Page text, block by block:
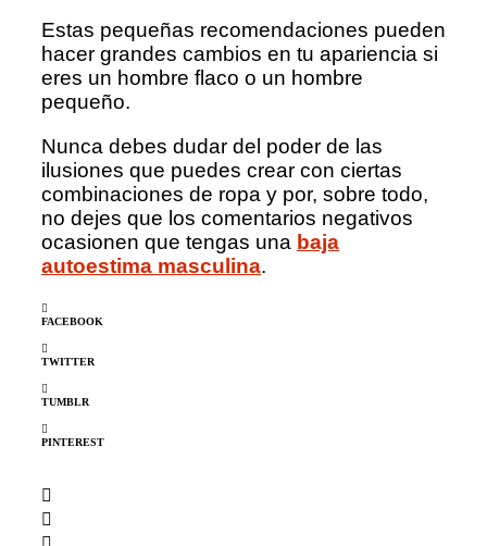
Estas pequeñas recomendaciones pueden
hacer grandes cambios en tu apariencia si
eres un hombre flaco o un hombre
pequeño.
Nunca debes dudar del poder de las
ilusiones que puedes crear con ciertas
combinaciones de ropa y por, sobre todo,
no dejes que los comentarios negativos
ocasionen que tengas una baja
autoestima masculina.
FACEBOOK
TWITTER
TUMBLR
PINTEREST